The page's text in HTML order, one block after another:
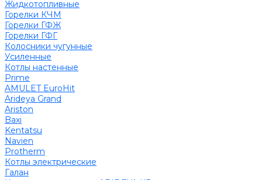
Жидкотопливные
Горелки КЧМ
Горелки ГФЖ
Горелки ГФГ
Колосники чугунные
Усиленные
Котлы настенные
Prime
AMULET EuroHit
Arideya Grand
Ariston
Baxi
Kentatsu
Navien
Protherm
Котлы электрические
Галан